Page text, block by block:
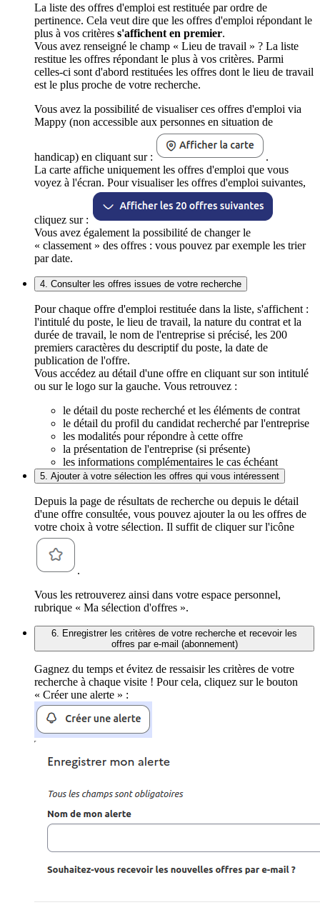
La liste des offres d'emploi est restituée par ordre de
pertinence. Cela veut dire que les offres d'emploi répondant le
plus à vos critères s'affichent en premier.
Vous avez renseigné le champ « Lieu de travail » ? La liste
restitue les offres répondant le plus à vos critères. Parmi
celles-ci sont d'abord restituées les offres dont le lieu de travail
est le plus proche de votre recherche.
Vous avez la possibilité de visualiser ces offres d'emploi via
Mappy (non accessible aux personnes en situation de
handicap) en cliquant sur :
.
La carte affiche uniquement les offres d'emploi que vous
voyez à l'écran. Pour visualiser les offres d'emploi suivantes,
cliquez sur :
Vous avez également la possibilité de changer le
« classement » des offres : vous pouvez par exemple les trier
par date.
4. Consulter les offres issues de votre recherche
Pour chaque offre d'emploi restituée dans la liste, s'affichent :
l'intitulé du poste, le lieu de travail, la nature du contrat et la
durée de travail, le nom de l'entreprise si précisé, les 200
premiers caractères du descriptif du poste, la date de
publication de l'offre.
Vous accédez au détail d'une offre en cliquant sur son intitulé
ou sur le logo sur la gauche. Vous retrouvez :
le détail du poste recherché et les éléments de contrat
le détail du profil du candidat recherché par l'entreprise
les modalités pour répondre à cette offre
la présentation de l'entreprise (si présente)
les informations complémentaires le cas échéant
5. Ajouter à votre sélection les offres qui vous intéressent
Depuis la page de résultats de recherche ou depuis le détail
d'une offre consultée, vous pouvez ajouter la ou les offres de
votre choix à votre sélection. Il suffit de cliquer sur l'icône
.
Vous les retrouverez ainsi dans votre espace personnel,
rubrique « Ma sélection d'offres ».
6. Enregistrer les critères de votre recherche et recevoir les
offres par e-mail (abonnement)
Gagnez du temps et évitez de ressaisir les critères de votre
recherche à chaque visite ! Pour cela, cliquez sur le bouton
« Créer une alerte » :